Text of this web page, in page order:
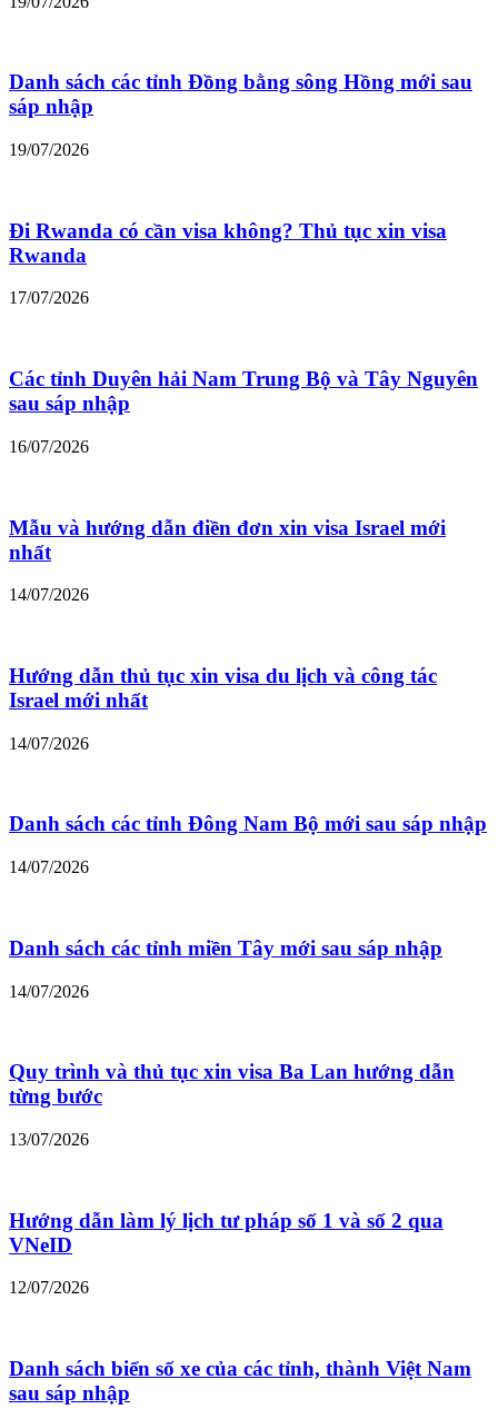
Danh sách các tỉnh Đồng bằng sông Hồng mới sau
sáp nhập
19/07/2026
Đi Rwanda có cần visa không? Thủ tục xin visa
Rwanda
17/07/2026
Các tỉnh Duyên hải Nam Trung Bộ và Tây Nguyên
sau sáp nhập
16/07/2026
Mẫu và hướng dẫn điền đơn xin visa Israel mới
nhất
14/07/2026
Hướng dẫn thủ tục xin visa du lịch và công tác
Israel mới nhất
14/07/2026
Danh sách các tỉnh Đông Nam Bộ mới sau sáp nhập
14/07/2026
Danh sách các tỉnh miền Tây mới sau sáp nhập
14/07/2026
Quy trình và thủ tục xin visa Ba Lan hướng dẫn
từng bước
13/07/2026
Hướng dẫn làm lý lịch tư pháp số 1 và số 2 qua
VNeID
12/07/2026
Danh sách biển số xe của các tỉnh, thành Việt Nam
sau sáp nhập